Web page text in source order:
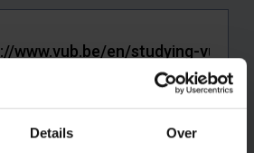
Details Over
URL van de pagina waar je de fout zag.